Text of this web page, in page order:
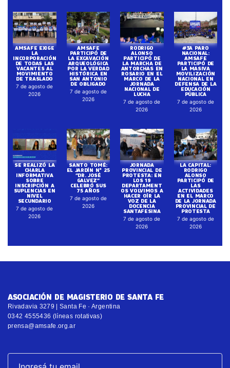
AMSAFE EXIGE
LA
INCORPORACIÓN
DE TODAS LAS
VACANTES AL
MOVIMIENTO
DE TRASLADO
7 de agosto de
2026
AMSAFE
PARTICIPÓ DE
LA EXCAVACIÓN
ARQUEOLÓGICA
POR LA VERDAD
HISTÓRICA EN
SAN ANTONIO
DE OBLIGADO
7 de agosto de
2026
RODRIGO
ALONSO
PARTICIPÓ DE
LA MARCHA DE
ANTORCHAS EN
ROSARIO EN EL
MARCO DE LA
JORNADA
NACIONAL DE
LUCHA
7 de agosto de
2026
#3A PARO
NACIONAL:
AMSAFE
PARTICIPÓ DE
LA MASIVA
MOVILIZACIÓN
NACIONAL EN
DEFENSA DE LA
EDUCACIÓN
PÚBLICA
7 de agosto de
2026
SE REALIZÓ LA
CHARLA
INFORMATIVA
SOBRE
INSCRIPCIÓN A
SUPLENCIAS EN
NIVEL
SECUNDARIO
7 de agosto de
2026
SANTO TOMÉ:
EL JARDÍN N° 25
“DR. JOSÉ
GALVEZ”
CELEBRÓ SUS
75 AÑOS
7 de agosto de
2026
JORNADA
PROVINCIAL DE
PROTESTA: EN
LOS 19
DEPARTAMENT
OS VOLVIMOS A
HACER OÍR LA
VOZ DE LA
DOCENCIA
SANTAFESINA
7 de agosto de
2026
LA CAPITAL:
RODRIGO
ALONSO
PARTICIPÓ DE
LAS
ACTIVIDADES
EN EL MARCO
DE LA JORNADA
PROVINCIAL DE
PROTESTA
7 de agosto de
2026
ASOCIACIÓN DE MAGISTERIO DE SANTA FE
Rivadavia 3279 | Santa Fe · Argentina
0342 4555436 (líneas rotativas)
prensa@amsafe.org.ar